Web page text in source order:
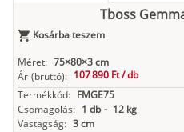
Tboss
Kosárba teszem
Méret: 75×80×3 cm
Ár (bruttó): 107 890 Ft /db
Termékkód: FMGE75
Csomagolás: 1 db - 12 kg
Vastagság: 3 cm